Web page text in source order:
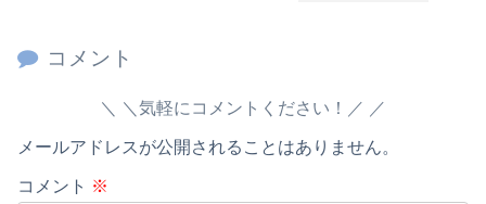
コメント
＼気軽にコメントください！／
メールアドレスが公開されることはありません。
コメント ※